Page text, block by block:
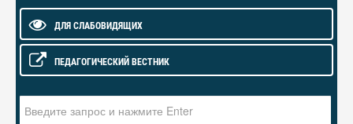
ДЛЯ СЛАБОВИДЯЩИХ
ПЕДАГОГИЧЕСКИЙ ВЕСТНИК